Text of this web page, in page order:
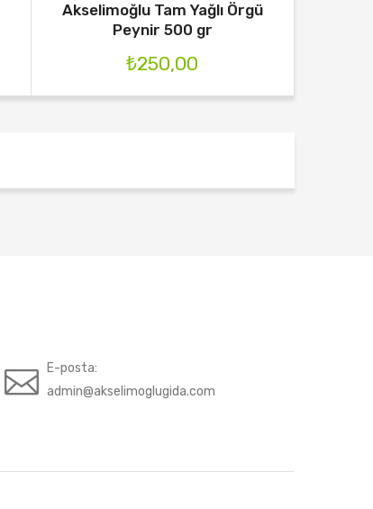
Akselimoğlu Tam Yağlı Örgü
Peynir 500 gr
₺250,00
E-posta:
admin@akselimoglugida.com